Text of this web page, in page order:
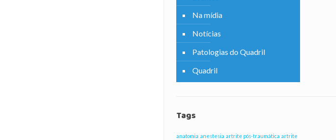
Na mídia
Notícias
Patologias do Quadril
Quadril
Tags
anatomia anestesia artrite pós-traumática artrite